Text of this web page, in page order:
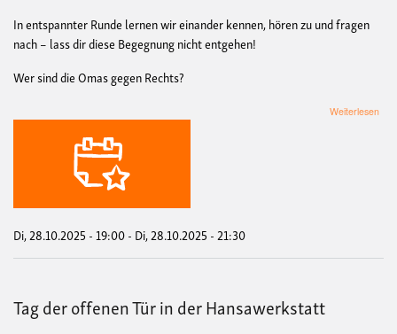
In entspannter Runde lernen wir einander kennen, hören zu und fragen
nach – lass dir diese Begegnung nicht entgehen!
Wer sind die Omas gegen Rechts?
Weiterlesen
Di, 28.10.2025 - 19:00- Di, 28.10.2025 - 21:30
Tag der offenen Tür in der Hansawerkstatt